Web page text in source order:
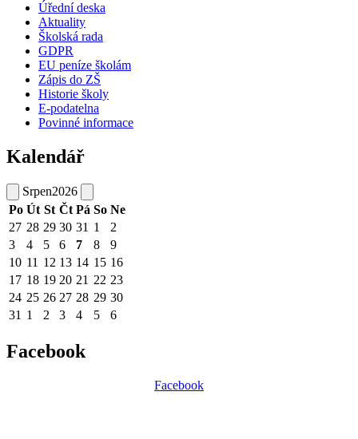
Úřední deska
Aktuality
Školská rada
GDPR
EU peníze školám
Zápis do ZŠ
Historie školy
E-podatelna
Povinné informace
Kalendář
Srpen2026
Po Út St Čt Pá So Ne
27 28 29 30 31 1
2
3
4 5 6 7 8
9
10 11 12 13 14 15 16
17 18 19 20 21 22 23
24 25 26 27 28 29 30
31 1 2 3 4 5 6
Facebook
Facebook